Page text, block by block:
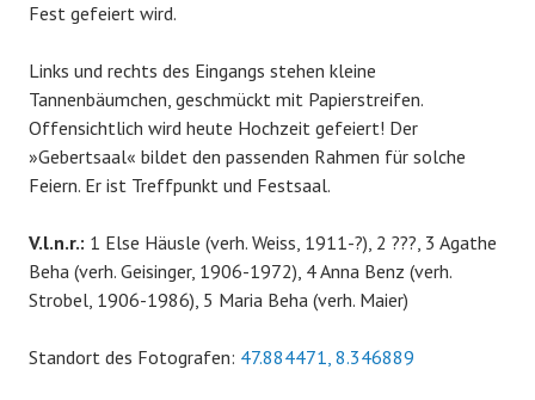
Fest gefeiert wird.
Links und rechts des Eingangs stehen kleine
Tannenbäumchen, geschmückt mit Papierstreifen.
Offensichtlich wird heute Hochzeit gefeiert! Der
»Gebertsaal« bildet den passenden Rahmen für solche
Feiern. Er ist Treffpunkt und Festsaal.
V.l.n.r.: 1 Else Häusle (verh. Weiss, 1911-?), 2 ???, 3 Agathe
Beha (verh. Geisinger, 1906-1972), 4 Anna Benz (verh.
Strobel, 1906-1986), 5 Maria Beha (verh. Maier)
Standort des Fotografen: 47.884471, 8.346889